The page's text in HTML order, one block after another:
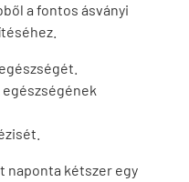
a fontos ásványi
egészségének
naponta kétszer egy